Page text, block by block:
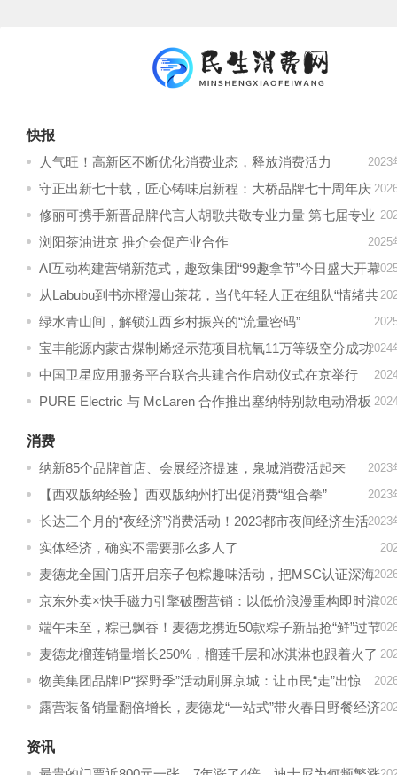
快报
人气旺！高新区不断优化消费业态，释放消费活力
2023
守正出新七十载，匠心铸味启新程：大桥品牌七十周年庆
典圆满收官
修丽可携手新晋品牌代言人胡歌共敬专业力量 第七届专业
精神年度盛典暨天猫超级品牌日
浏阳茶油进京 推介会促产业合作 2025
AI互动构建营销新范式，趣致集团“99趣拿节”今日盛大开幕
从Labubu到书亦橙漫山茶花，当代年轻人正在组队“情绪共
饮”
绿水青山间，解锁江西乡村振兴的“流量密码”
宝丰能源内蒙古煤制烯烃示范项目杭氧11万等级空分成功
出氧
2024
中国卫星应用服务平台联合共建合作启动仪式在京举行
PURE Electric 与 McLaren 合作推出塞纳特别款电动滑板
消费
纳新85个品牌首店、会展经济提速，泉城消费活起来
2023
【西双版纳经验】西双版纳州打出促消费“组合拳” 2023
长达三个月的“夜经济”消费活动！2023都市夜间经济生活
季在成都武侯区开启
2023
实体经济，确实不需要那么多人了
麦德龙全国门店开启亲子包粽趣味活动，把MSC认证深海
营养包进粽子
京东外卖×快手磁力引擎破圈营销：以低价浪漫重构即时消
费新范式
端午未至，粽已飘香！麦德龙携近50款粽子新品抢“鲜”过节
麦德龙榴莲销量增长250%，榴莲千层和冰淇淋也跟着火了
物美集团品牌IP“探野季”活动刷屏京城：让市民“走”出惊
喜，把春天装进超市
露营装备销量翻倍增长，麦德龙“一站式”带火春日野餐经济
资讯